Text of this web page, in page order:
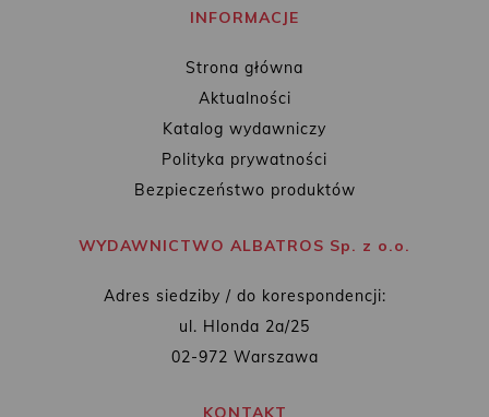
INFORMACJE
Strona główna
Aktualności
Katalog wydawniczy
Polityka prywatności
Bezpieczeństwo produktów
WYDAWNICTWO ALBATROS Sp. z o.o.
Adres siedziby / do korespondencji:
ul. Hlonda 2a/25
02-972 Warszawa
KONTAKT